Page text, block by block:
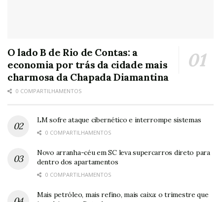
O lado B de Rio de Contas: a
economia por trás da cidade mais
charmosa da Chapada Diamantina
0 COMPARTILHAMENTOS
LM sofre ataque cibernético e interrompe sistemas
0 COMPARTILHAMENTOS
Novo arranha-céu em SC leva supercarros direto para
dentro dos apartamentos
0 COMPARTILHAMENTOS
Mais petróleo, mais refino, mais caixa: o trimestre que